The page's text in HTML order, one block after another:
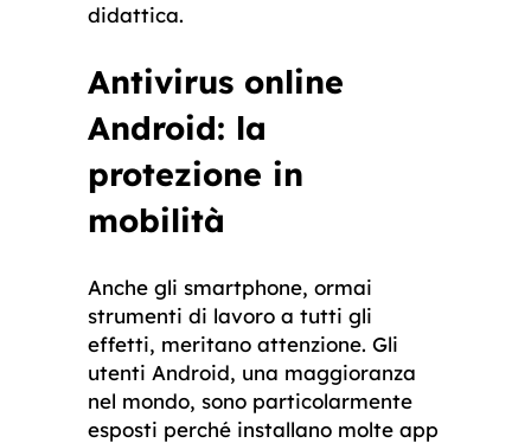
didattica.
Antivirus online
Android: la
protezione in
mobilità
Anche gli smartphone, ormai
strumenti di lavoro a tutti gli
effetti, meritano attenzione. Gli
utenti Android, una maggioranza
nel mondo, sono particolarmente
esposti perché installano molte app